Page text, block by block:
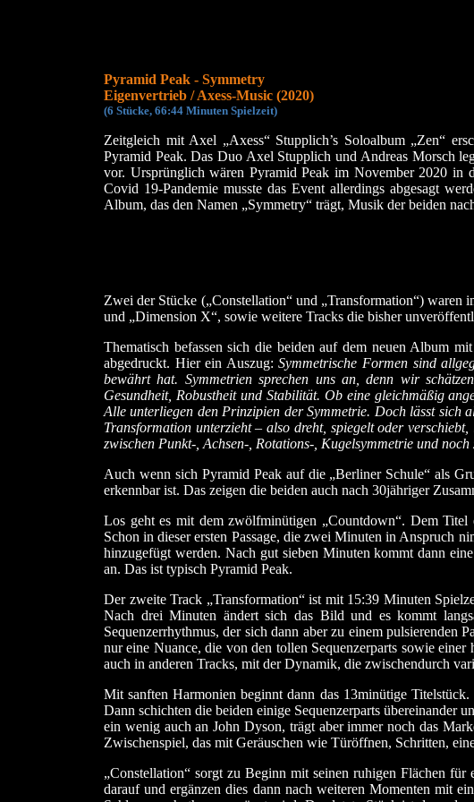
Pyramid Peak - Symmetry
Eigenvertrieb / Axess-Music (2020)
(6 Stücke, 66:44 Minuten Spielzeit)
Zeitgleich mit Axel „Axess“ Stupplich’s Soloalbum „Zen“
Pyramid Peak. Das Duo Axel Stupplich und Andreas Morsch
vor. Ursprünglich wären Pyramid Peak im November 2020 in
Covid 19-Pandemie musste das Event allerdings abgesagt
Album, das den Namen „Symmetry“ trägt, Musik der beiden
Zwei der Stücke („Constellation“ und „Transformation“)
und „Dimension X“, sowie weitere Tracks die bisher
Thematisch befassen sich die beiden auf dem neuen Album
abgedruckt. Hier ein Auszug:Symmetrische Formen sind
bewährt hat. Symmetrien sprechen uns an, denn wir
Gesundheit, Robustheit und Stabilität. Ob eine gleichmäßig
Alle unterliegen den Prinzipien der Symmetrie. Doch lässt sich
Transformation unterzieht – also dreht, spiegelt oder
zwischen Punkt-, Achsen-, Rotations-, Kugelsymmetrie und
Auch wenn sich Pyramid Peak auf die „Berliner Schule“ als
erkennbar ist. Das zeigen die beiden auch nach 30jähriger
Los geht es mit dem zwölfminütigen „Countdown“. Dem
Schon in dieser ersten Passage, die zwei Minuten in Anspruch
hinzugefügt werden. Nach gut sieben Minuten kommt dann
an. Das ist typisch Pyramid Peak.
Der zweite Track „Transformation“ ist mit 15:39 Minuten
Nach drei Minuten ändert sich das Bild und es kommt
Sequenzerrhythmus, der sich dann aber zu einem pulsierenden
nur eine Nuance, die von den tollen Sequenzerparts sowie
auch in anderen Tracks, mit der Dynamik, die zwischendurch
Mit sanften Harmonien beginnt dann das 13minütige
Dann schichten die beiden einige Sequenzerparts übereinander
ein wenig auch an John Dyson, trägt aber immer noch das
Zwischenspiel, das mit Geräuschen wie Türöffnen, Schritten,
„Constellation“ sorgt zu Beginn mit seinen ruhigen Flächen
darauf und ergänzen dies dann nach weiteren Momenten mit